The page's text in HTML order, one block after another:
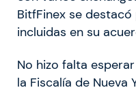
BitfFinex se
incluidas en su
No hizo falta
la Fiscalía de Nueva